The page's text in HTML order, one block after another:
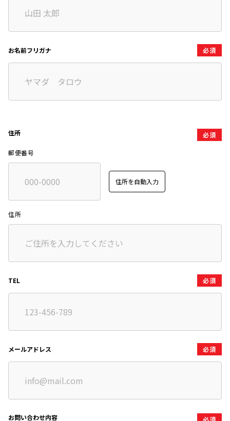
お名前フリガナ 必須
住所 必須
郵便番号
住所を自動入力
住所
TEL 必須
メールアドレス 必須
お問い合わせ内容 必須